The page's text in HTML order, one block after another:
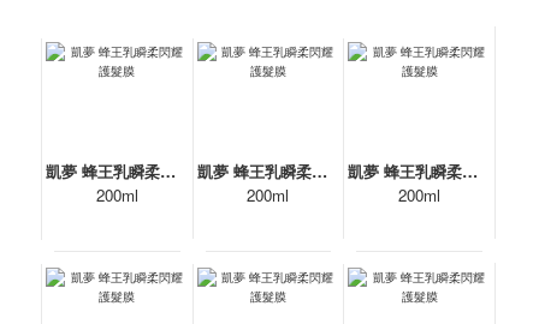
凱夢 蜂王乳瞬柔閃耀護髮膜
200ml
凱夢 蜂王乳瞬柔閃耀護髮膜
200ml
凱夢 蜂王乳瞬柔閃耀護髮膜
200ml